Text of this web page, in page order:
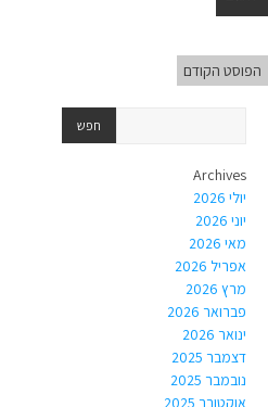
הפוסט הקודם
Archives
יולי 2026
יוני 2026
מאי 2026
אפריל 2026
מרץ 2026
פברואר 2026
ינואר 2026
דצמבר 2025
נובמבר 2025
אוקטובר 2025